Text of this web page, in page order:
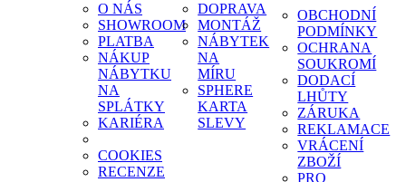
O NÁS
SHOWROOM
PLATBA
NÁKUP
NÁBYTKU
NA
SPLÁTKY
KARIÉRA
COOKIES
RECENZE
DOPRAVA
MONTÁŽ
NÁBYTEK
NA
MÍRU
SPHERE
KARTA
SLEVY
OBCHODNÍ
PODMÍNKY
OCHRANA
SOUKROMÍ
DODACÍ
LHŮTY
ZÁRUKA
REKLAMACE
VRÁCENÍ
ZBOŽÍ
PRO